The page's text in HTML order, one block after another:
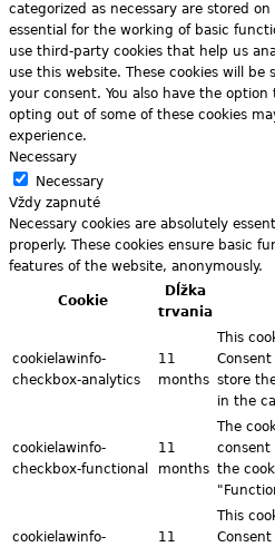
categorized as necessary are stored
essential for the working of basic
use third-party cookies that help us
use this website. These cookies will
your consent. You also have the
opting out of some of these cookies
experience.
Necessary
Necessary
Vždy zapnuté
Necessary cookies are absolutely
properly. These cookies ensure basic
features of the website, anonymously.
Cookie
Dĺžka
trvania
cookielawinfo-
checkbox-analytics
11
months
This
store
in the
cookielawinfo-
checkbox-functional
11
months
The
consent
the
cookielawinfo-
11
This